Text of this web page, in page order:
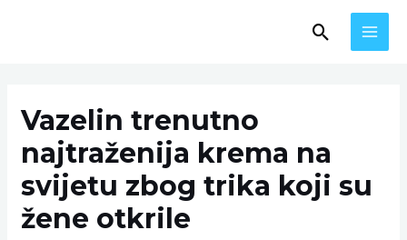
Search
Vazelin trenutno
najtraženija krema na
svijetu zbog trika koji su
žene otkrile